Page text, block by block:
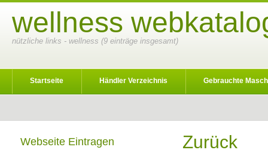
wellness
nützliche links - wellness (9 einträge insgesamt)
Startseite Händler Verzeichnis Gebrauchte
Zurück
Webseite Eintragen